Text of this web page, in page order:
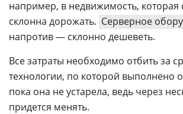
например, в недвижимость,
склонна дорожать. Серверное
напротив — склонно дешеветь.
Все затраты необходимо отбить за
технологии, по которой выполнено
пока она не устарела, ведь через
придется менять.